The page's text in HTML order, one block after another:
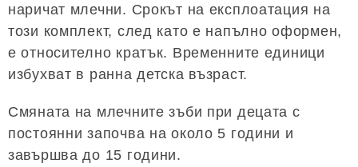
наричат ​​млечни. Срокът на експлоатация на
този комплект, след като е напълно оформен,
е относително кратък. Временните единици
избухват в ранна детска възраст.
Смяната на млечните зъби при децата с
постоянни започва на около 5 години и
завършва до 15 години.